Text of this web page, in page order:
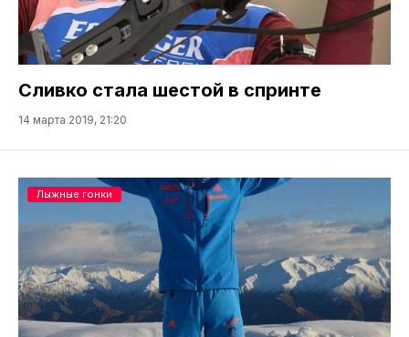
Сливко стала шестой в спринте
14 марта 2019, 21:20
Лыжные гонки